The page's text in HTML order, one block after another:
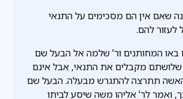
שאם אין הם מסכימים על התנאי
לעזור להם.
באו המחותנים ור' שלמה אל הבעל שם
שלושתם מקבלים את התנאי, אבל אינם
תתרצה להתגרש מבעלה. הבעל שם
ואמר לר' אליהו משה שיסע לביתו